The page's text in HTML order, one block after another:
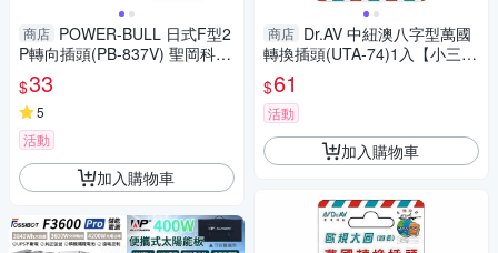
商店 POWER-BULL 日式F型2
P轉向插頭(PB-837V) 聖岡科技
【小三美日】 DS016403
$33
5
活動
加入購物車
商店 Dr.AV 中紐澳八字型萬國
轉換插頭(UTA-74)1入【小三美
日】 DS016390 聖岡科技
$61
活動
加入購物車